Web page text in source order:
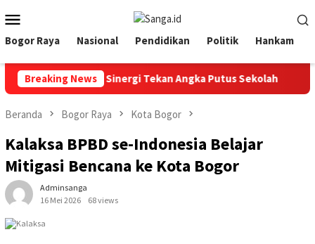
ke
kontenMobile
Bogor Raya Nasional Pendidikan Politik Hankam
Breaking News
Bogor Kuatkan Sinergi Tekan Angka Putus Sekolah
Beranda Bogor Raya Kota Bogor
Kalaksa BPBD se-Indonesia Belajar
Mitigasi Bencana ke Kota Bogor
Adminsanga
16 Mei 2026
68 views